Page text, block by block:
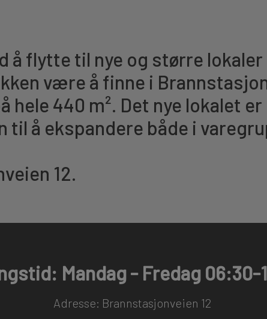
å flytte til nye og større lokaler
være å finne i
hele 440 m². Det nye lokalet
til å ekspandere både i
12.
Mandag - Fredag 06:30-
Adresse: Brannstasjonveien 12